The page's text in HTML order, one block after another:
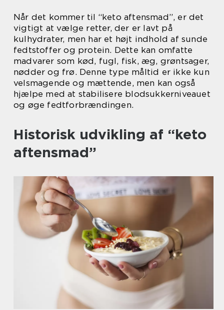
Når det kommer til “keto aftensmad”, er det
vigtigt at vælge retter, der er lavt på
kulhydrater, men har et højt indhold af sunde
fedtstoffer og protein. Dette kan omfatte
madvarer som kød, fugl, fisk, æg, grøntsager,
nødder og frø. Denne type måltid er ikke kun
velsmagende og mættende, men kan også
hjælpe med at stabilisere blodsukkerniveauet
og øge fedtforbrændingen.
Historisk udvikling af “keto
aftensmad”